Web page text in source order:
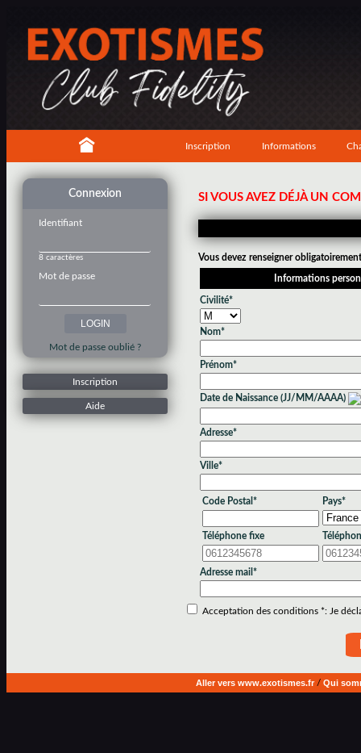
Inscription Informations
Connexion
Identifiant
8 caractères
Mot de passe
Mot de passe oublié ?
Inscription
Aide
SI VOUS AVEZ DÉJÀ UN
Vous devez renseigner
Informations
Civilité*
Nom*
Prénom*
Date de Naissance (JJ/MM/AAAA)
Adresse*
Ville*
Code Postal* Pays*
Téléphone fixe
Adresse mail*
Acceptation des conditions *: Je
Aller vers www.exotismes.fr/ Qui